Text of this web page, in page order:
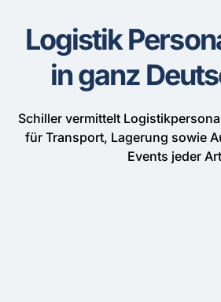
Logistik
in ganz
Schiller vermittelt
für Transport, Lagerung sowie
Events jeder